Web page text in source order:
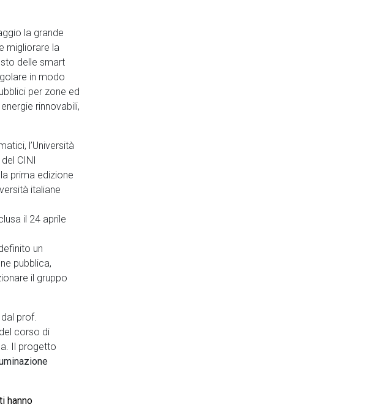
la grande
migliorare la
delle smart
in modo
per zone ed
rinnovabili,
l’Università
CINI
prima edizione
italiane
il 24 aprile
un
pubblica,
il gruppo
prof.
corso di
Il progetto
hanno